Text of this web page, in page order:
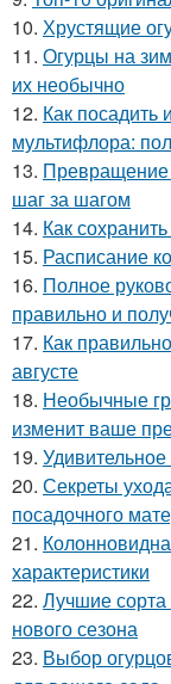
10. Хрустящие
11. Огурцы на
их необычно
12. Как посадить
мультифлора:
13. Превращение
шаг за шагом
14. Как
15. Расписание
16. Полное
правильно и
17. Как
августе
18. Необычные
изменит ваше
19.
20. Секреты
посадочного
21.
характеристики
22. Лучшие сорта
нового сезона
23. Выбор